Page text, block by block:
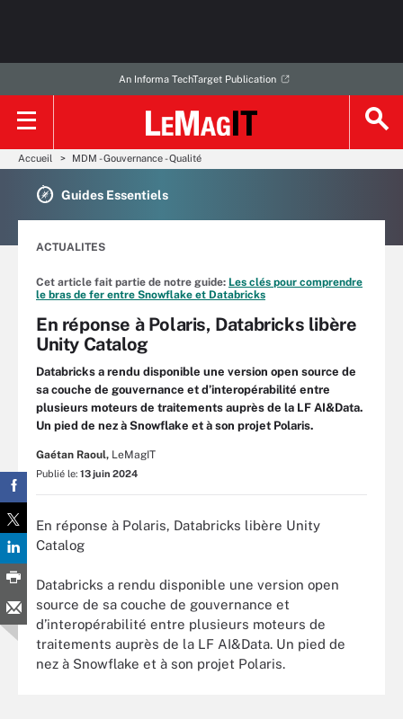
An Informa TechTarget Publication
Accueil MDM - Gouvernance - Qualité
Guides Essentiels
ACTUALITES
Cet article fait partie de notre guide: Les clés pour comprendre
le bras de fer entre Snowflake et Databricks
En réponse à Polaris, Databricks libère
Unity Catalog
Databricks a rendu disponible une version open source de
sa couche de gouvernance et d’interopérabilité entre
plusieurs moteurs de traitements auprès de la LF AI&Data.
Un pied de nez à Snowflake et à son projet Polaris.
Gaétan Raoul, LeMagIT
Publié le: 13 juin 2024
En réponse à Polaris, Databricks libère Unity
Catalog
Databricks a rendu disponible une version open
source de sa couche de gouvernance et
d’interopérabilité entre plusieurs moteurs de
traitements auprès de la LF AI&Data. Un pied de
nez à Snowflake et à son projet Polaris.